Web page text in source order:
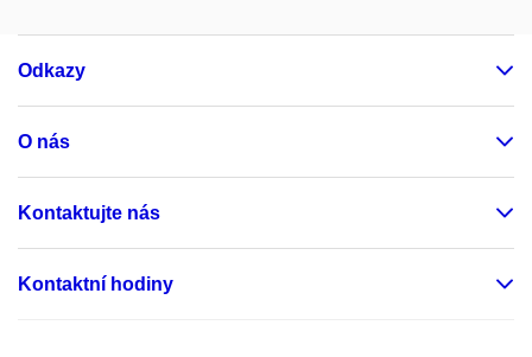
Odkazy
O nás
Kontaktujte nás
Kontaktní hodiny